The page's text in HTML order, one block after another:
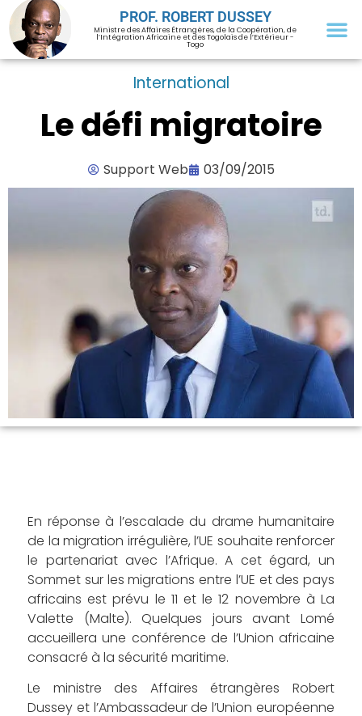
PROF. ROBERT DUSSEY
Ministre des Affaires Étrangères, de la Coopération, de
l’Intégration Africaine et des Togolais de l’Extérieur -
Togo
International
Le défi migratoire
Support Web 03/09/2015
En réponse à l’escalade du drame humanitaire
de la migration irrégulière, l’UE souhaite renforcer
le partenariat avec l’Afrique. A cet égard, un
Sommet sur les migrations entre l’UE et des pays
africains est prévu le 11 et le 12 novembre à La
Valette (Malte). Quelques jours avant Lomé
accueillera une conférence de l’Union africaine
consacré à la sécurité maritime.
Le ministre des Affaires étrangères Robert
Dussey et l’Ambassadeur de l’Union européenne